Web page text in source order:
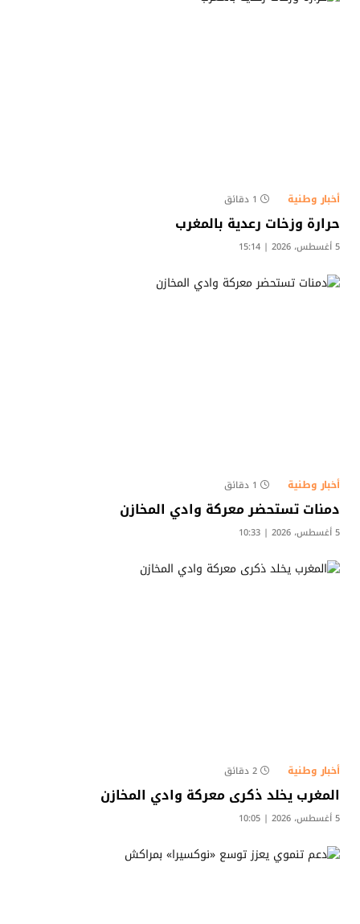
أخبار وطنية 1 دقائق
حرارة وزخات رعدية بالمغرب
5 أغسطس، 2026 | 15:14
أخبار وطنية 1 دقائق
دمنات تستحضر معركة وادي المخازن
5 أغسطس، 2026 | 10:33
أخبار وطنية 2 دقائق
المغرب يخلد ذكرى معركة وادي المخازن
5 أغسطس، 2026 | 10:05